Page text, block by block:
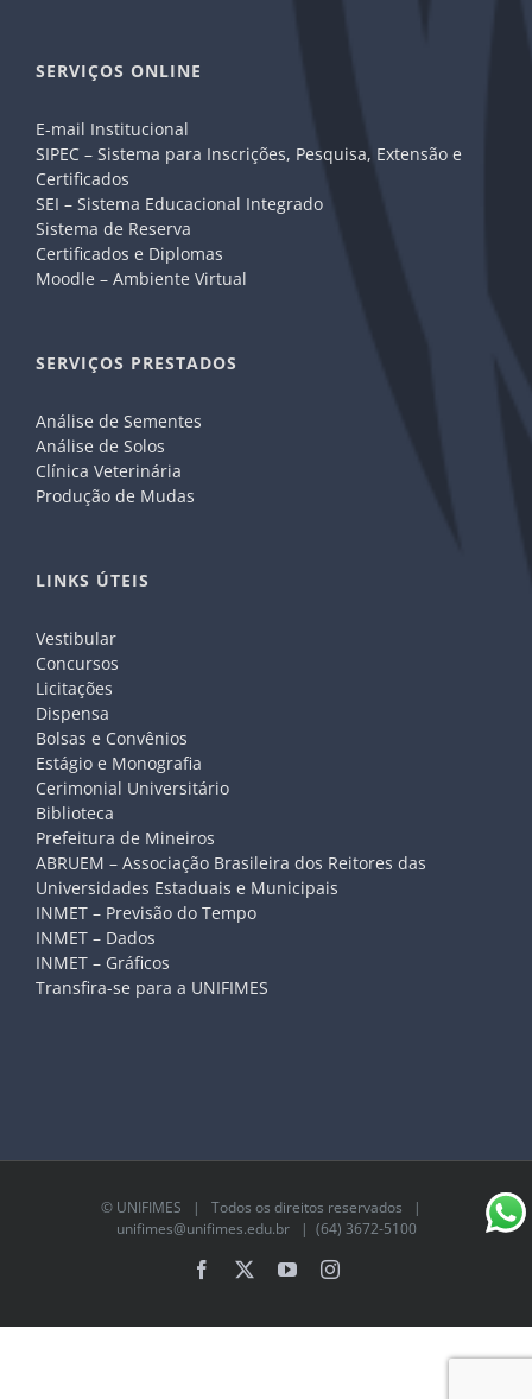
SERVIÇOS ONLINE
E-mail Institucional
SIPEC – Sistema para Inscrições, Pesquisa, Extensão e
Certificados
SEI – Sistema Educacional Integrado
Sistema de Reserva
Certificados e Diplomas
Moodle – Ambiente Virtual
SERVIÇOS PRESTADOS
Análise de Sementes
Análise de Solos
Clínica Veterinária
Produção de Mudas
LINKS ÚTEIS
Vestibular
Concursos
Licitações
Dispensa
Bolsas e Convênios
Estágio e Monografia
Cerimonial Universitário
Biblioteca
Prefeitura de Mineiros
ABRUEM – Associação Brasileira dos Reitores das
Universidades Estaduais e Municipais
INMET – Previsão do Tempo
INMET – Dados
INMET – Gráficos
Transfira-se para a UNIFIMES
© UNIFIMES | Todos os direitos reservados |
unifimes@unifimes.edu.br| (64) 3672-5100
Facebook YouTubeInstagram